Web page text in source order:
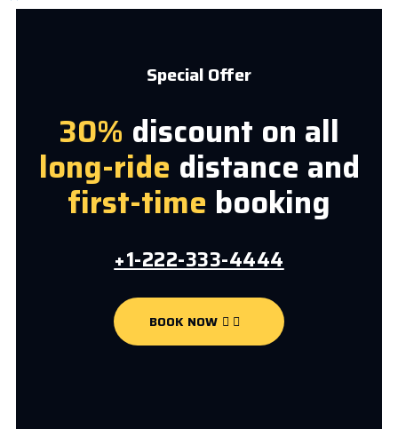
Special Offer
30% discount on all
long-ride distance and
first-time booking
+1-222-333-4444
BOOK NOW